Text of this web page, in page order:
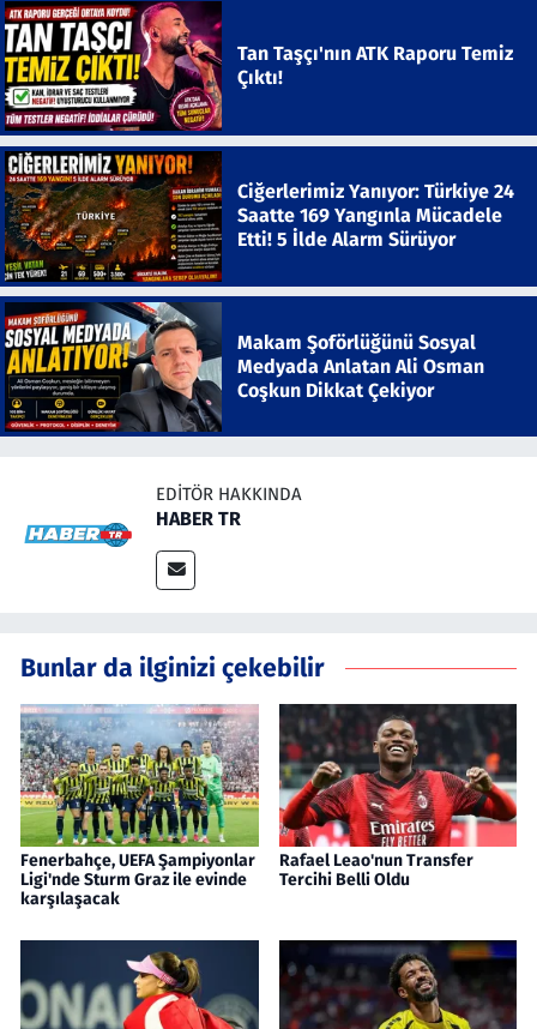
Tan Taşçı'nın ATK Raporu Temiz
Çıktı!
Ciğerlerimiz Yanıyor: Türkiye 24
Saatte 169 Yangınla Mücadele
Etti! 5 İlde Alarm Sürüyor
Makam Şoförlüğünü Sosyal
Medyada Anlatan Ali Osman
Coşkun Dikkat Çekiyor
EDITÖR HAKKINDA
HABER TR
Bunlar da ilginizi çekebilir
Fenerbahçe, UEFA Şampiyonlar
Ligi'nde Sturm Graz ile evinde
karşılaşacak
Rafael Leao'nun Transfer
Tercihi Belli Oldu